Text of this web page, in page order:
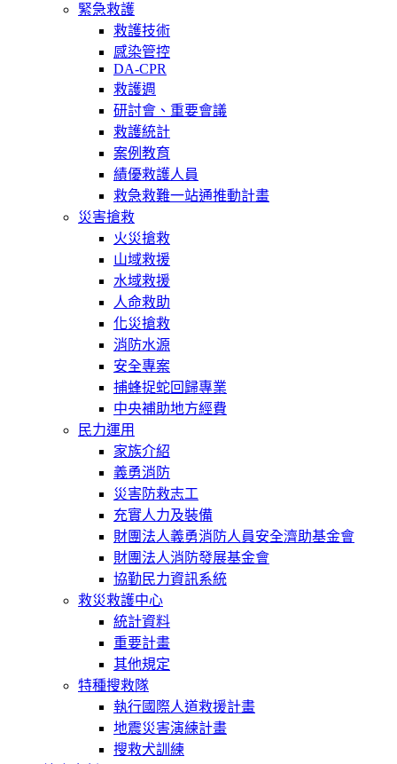
緊急救護
救護技術
感染管控
DA-CPR
救護週
研討會、重要會議
救護統計
案例教育
績優救護人員
救急救難一站通推動計畫
災害搶救
火災搶救
山域救援
水域救援
人命救助
化災搶救
消防水源
安全專案
捕蜂捉蛇回歸專業
中央補助地方經費
民力運用
家族介紹
義勇消防
災害防救志工
充實人力及裝備
財團法人義勇消防人員安全濟助基金會
財團法人消防發展基金會
協勤民力資訊系統
救災救護中心
統計資料
重要計畫
其他規定
特種搜救隊
執行國際人道救援計畫
地震災害演練計畫
搜救犬訓練